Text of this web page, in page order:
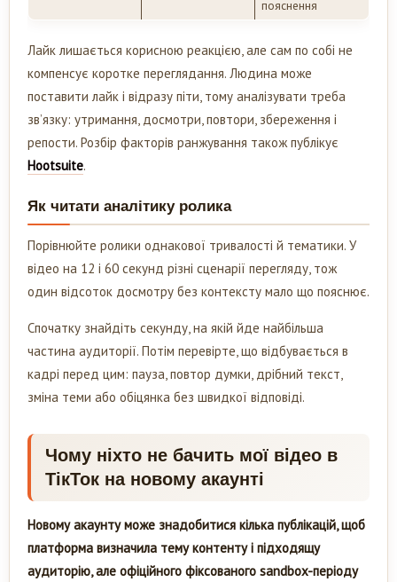
пояснення
Лайк лишається корисною реакцією, але сам по собі не
компенсує коротке переглядання. Людина може
поставити лайк і відразу піти, тому аналізувати треба
зв’язку: утримання, досмотри, повто­ри, збереження і
репости. Розбір факторів ранжування також публікує
Hootsuite.
Як читати аналітику ролика
Порівнюйте ролики однакової тривалості й тематики. У
відео на 12 і 60 секунд різні сценарії перегляду, тож
один відсоток досмотру без контексту мало що пояснює.
Спочатку знайдіть секунду, на якій йде найбільша
частина аудиторії. Потім перевірте, що відбувається в
кадрі перед цим: пауза, повтор думки, дрібний текст,
зміна теми або обіцянка без швидкої відповіді.
Чому ніхто не бачить мої відео в
ТікТок на новому акаунті
Новому акаунту може знадобитися кілька публікацій, щоб
платформа визначила тему контенту і підходящу
аудиторію, але офіційного фіксованого sandbox-періоду